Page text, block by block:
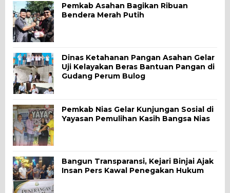
Pemkab Asahan Bagikan Ribuan
Bendera Merah Putih
Dinas Ketahanan Pangan Asahan Gelar
Uji Kelayakan Beras Bantuan Pangan di
Gudang Perum Bulog
Pemkab Nias Gelar Kunjungan Sosial di
Yayasan Pemulihan Kasih Bangsa Nias
Bangun Transparansi, Kejari Binjai Ajak
Insan Pers Kawal Penegakan Hukum